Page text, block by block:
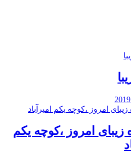
زیبای امروز ،کوچه یکم